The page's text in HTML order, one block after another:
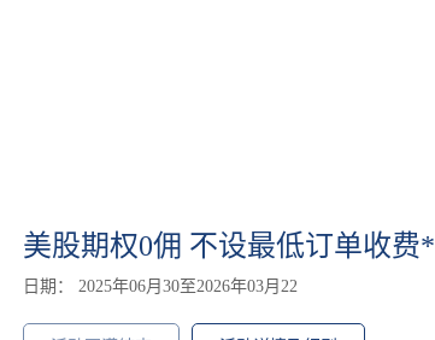
美股期权0佣 不设最低订单收费*
日期： 2025年06月30至2026年03月22